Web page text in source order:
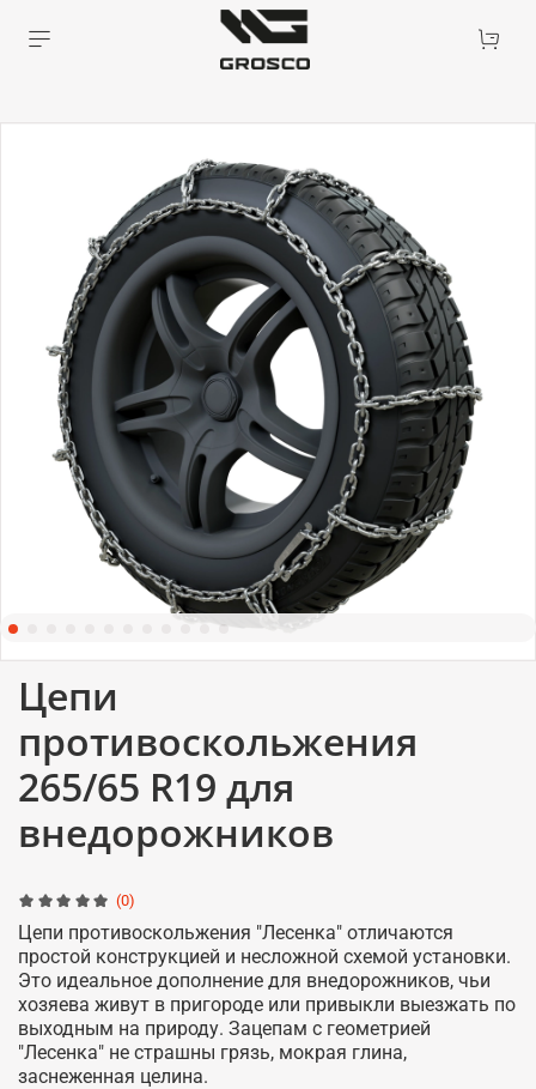
(0)
Цепи
противоскольжения
265/65 R19 для
внедорожников
Цепи противоскольжения "Лесенка" отличаются
простой конструкцией и несложной схемой установки.
Это идеальное дополнение для внедорожников, чьи
хозяева живут в пригороде или привыкли выезжать по
выходным на природу. Зацепам с геометрией
"Лесенка" не страшны грязь, мокрая глина,
заснеженная целина.